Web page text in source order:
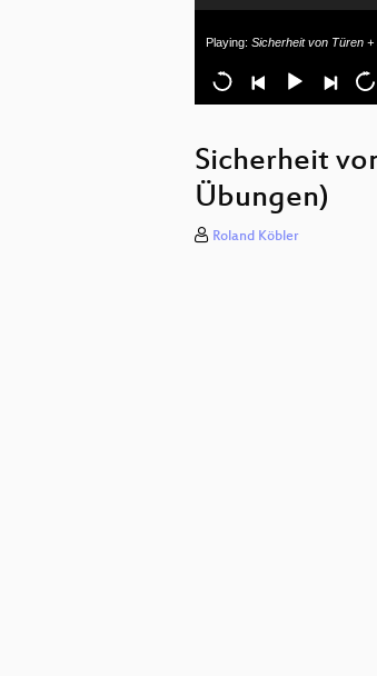
X2Go in der
Playing: Sicherheit von Türen
Sicherheit
Übungen)
Roland Köbler